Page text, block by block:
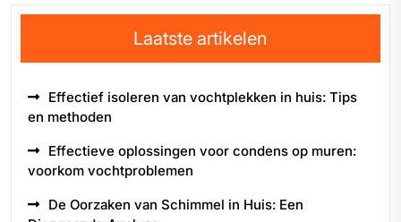
Laatste artikelen
Effectief isoleren van vochtplekken in huis: Tips
en methoden
Effectieve oplossingen voor condens op muren:
voorkom vochtproblemen
De Oorzaken van Schimmel in Huis: Een